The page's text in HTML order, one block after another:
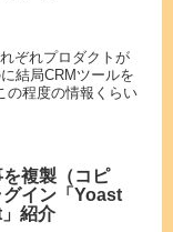
ぞれプロダクトが
結局CRMツールを
の程度の情報くらい
を複製（コピ
イン「Yoast
紹介